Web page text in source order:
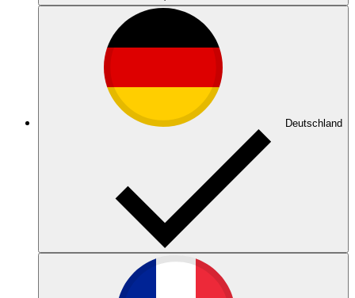
Deutschland